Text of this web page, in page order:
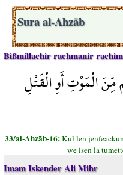
Sura al-Ahzāb
Bißmillachir rachmanir
مِّنَ الْمَوْتِ أَوِ الْقَتْلِ
33/al-Ahzāb-16:Kul len
we isen la
Imam Iskender Ali Mihr